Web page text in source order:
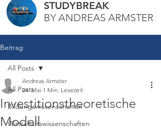
STUDYBREAK
BY ANDREAS ARMSTER
Beitrag
All Posts
Bildungswissenschaften
Wirtschaftswissenschaften
All Posts
Investitionstheoretische
Modell
Andreas Armster
24. Mai 1 Min. Lesezeit